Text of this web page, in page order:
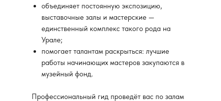
объединяет постоянную экспозицию,
выставочные залы и мастерские —
единственный комплекс такого рода на
Урале;
помогает талантам раскрыться: лучшие
работы начинающих мастеров закупаются в
музейный фонд.
Профессиональный гид проведёт вас по залам